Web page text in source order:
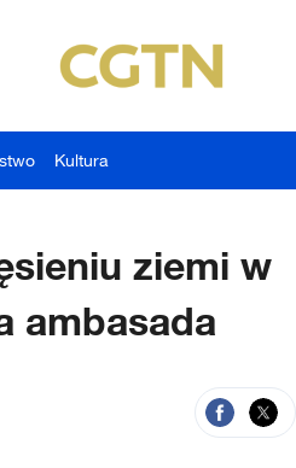
Kultura
ziemi w
ambasada